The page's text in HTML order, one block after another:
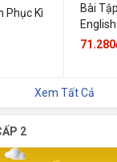
Phục Kì
Bài
English
Xem Tất Cả
2